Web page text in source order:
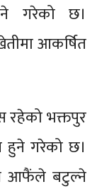
गरेको छ।
आकर्षित
रहेको भक्तपुर
हुने गरेको छ।
आफैंले बटुल्ने